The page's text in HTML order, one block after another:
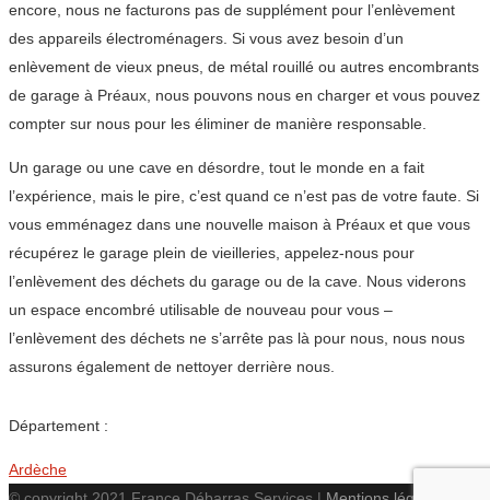
encore, nous ne facturons pas de supplément pour l’enlèvement
des appareils électroménagers. Si vous avez besoin d’un
enlèvement de vieux pneus, de métal rouillé ou autres encombrants
de garage à Préaux, nous pouvons nous en charger et vous pouvez
compter sur nous pour les éliminer de manière responsable.
Un garage ou une cave en désordre, tout le monde en a fait
l’expérience, mais le pire, c’est quand ce n’est pas de votre faute. Si
vous emménagez dans une nouvelle maison à Préaux et que vous
récupérez le garage plein de vieilleries, appelez-nous pour
l’enlèvement des déchets du garage ou de la cave. Nous viderons
un espace encombré utilisable de nouveau pour vous –
l’enlèvement des déchets ne s’arrête pas là pour nous, nous nous
assurons également de nettoyer derrière nous.
Département :
Ardèche